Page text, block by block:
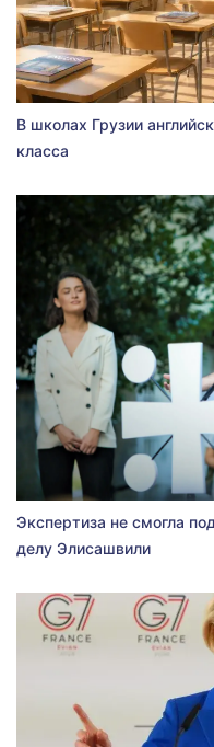
В школах Грузии
класса
Экспертиза не смогла
делу Элисашвили